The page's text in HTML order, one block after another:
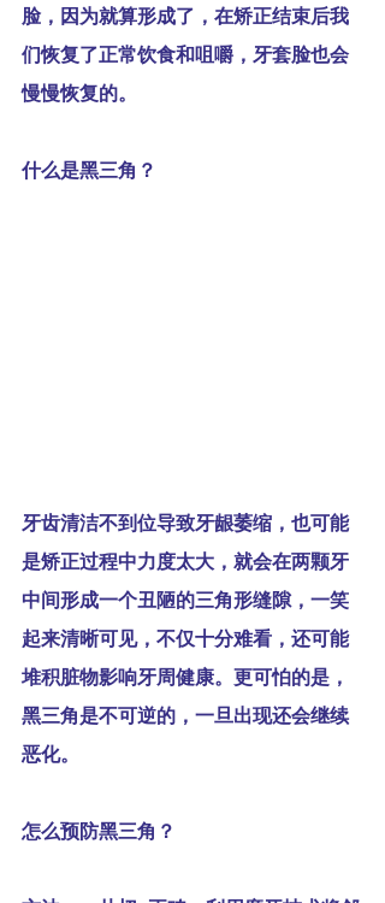
脸，因为就算形成了，在矫正结束后我
们恢复了正常饮食和咀嚼，牙套脸也会
慢慢恢复的。
什么是黑三角？
牙齿清洁不到位导致牙龈萎缩，也可能
是矫正过程中力度太大，就会在两颗牙
中间形成一个丑陋的三角形缝隙，一笑
起来清晰可见，不仅十分难看，还可能
堆积脏物影响牙周健康。更可怕的是，
黑三角是不可逆的，一旦出现还会继续
恶化。
怎么预防黑三角？